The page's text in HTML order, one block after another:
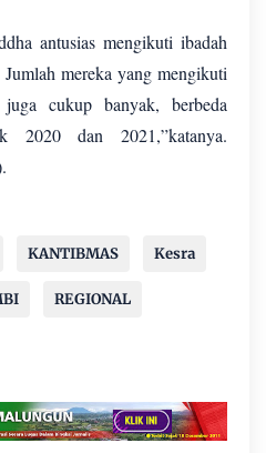
antusias mengikuti ibadah
mereka yang mengikuti
cukup banyak, berbeda
2020 dan 2021,”katanya.
KANTIBMAS Kesra
REGIONAL